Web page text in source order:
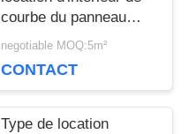
courbe du panneau
500x1000mm de F
negotiable MOQ:5m²
CONTACT
Type de location